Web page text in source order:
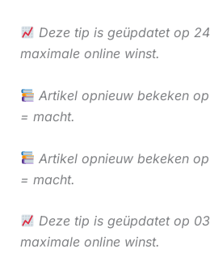
Deze tip is geüpdatet op
maximale online winst.
Artikel opnieuw bekeken
= macht.
Artikel opnieuw bekeken
= macht.
Deze tip is geüpdatet op
maximale online winst.